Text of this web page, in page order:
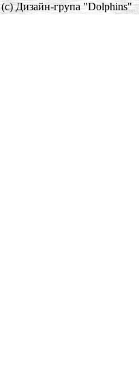
(c) Дизайн-група "Dolphins"